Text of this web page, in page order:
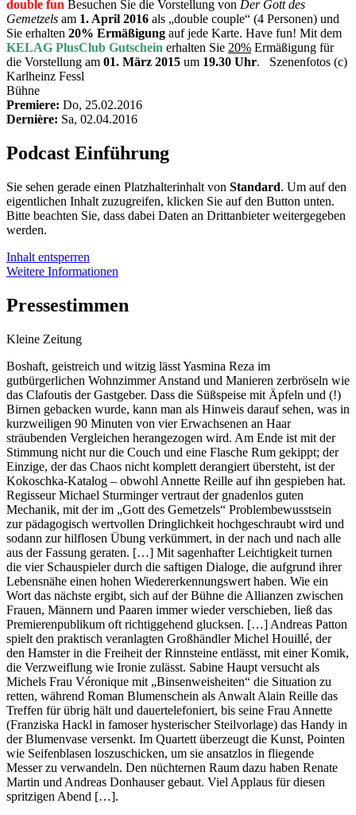
double fun Besuchen Sie die Vorstellung von Der Gott des
Gemetzels am 1. April 2016 als „double couple“ (4 Personen) und
Sie erhalten 20% Ermäßigung auf jede Karte. Have fun! Mit dem
KELAG PlusClub Gutschein erhalten Sie 20% Ermäßigung für
die Vorstellung am 01. März 2015 um 19.30 Uhr. Szenenfotos (c)
Karlheinz Fessl
Bühne
Premiere: Do, 25.02.2016
Dernière: Sa, 02.04.2016
Podcast Einführung
Sie sehen gerade einen Platzhalterinhalt von Standard. Um auf den
eigentlichen Inhalt zuzugreifen, klicken Sie auf den Button unten.
Bitte beachten Sie, dass dabei Daten an Drittanbieter weitergegeben
werden.
Inhalt entsperren
Weitere Informationen
Pressestimmen
Kleine Zeitung
Boshaft, geistreich und witzig lässt Yasmina Reza im
gutbürgerlichen Wohnzimmer Anstand und Manieren zerbröseln wie
das Clafoutis der Gastgeber. Dass die Süßspeise mit Äpfeln und (!)
Birnen gebacken wurde, kann man als Hinweis darauf sehen, was in
kurzweiligen 90 Minuten von vier Erwachsenen an Haar
sträubenden Vergleichen herangezogen wird. Am Ende ist mit der
Stimmung nicht nur die Couch und eine Flasche Rum gekippt; der
Einzige, der das Chaos nicht komplett derangiert übersteht, ist der
Kokoschka-Katalog – obwohl Annette Reille auf ihn gespieben hat.
Regisseur Michael Sturminger vertraut der gnadenlos guten
Mechanik, mit der im „Gott des Gemetzels“ Problembewusstsein
zur pädagogisch wertvollen Dringlichkeit hochgeschraubt wird und
sodann zur hilflosen Übung verkümmert, in der nach und nach alle
aus der Fassung geraten. […] Mit sagenhafter Leichtigkeit turnen
die vier Schauspieler durch die saftigen Dialoge, die aufgrund ihrer
Lebensnähe einen hohen Wiedererkennungswert haben. Wie ein
Wort das nächste ergibt, sich auf der Bühne die Allianzen zwischen
Frauen, Männern und Paaren immer wieder verschieben, ließ das
Premierenpublikum oft richtiggehend glucksen. […] Andreas Patton
spielt den praktisch veranlagten Großhändler Michel Houillé, der
den Hamster in die Freiheit der Rinnsteine entlässt, mit einer Komik,
die Verzweiflung wie Ironie zulässt. Sabine Haupt versucht als
Michels Frau Véronique mit „Binsenweisheiten“ die Situation zu
retten, während Roman Blumenschein als Anwalt Alain Reille das
Treffen für übrig hält und dauertelefoniert, bis seine Frau Annette
(Franziska Hackl in famoser hysterischer Steilvorlage) das Handy in
der Blumenvase versenkt. Im Quartett überzeugt die Kunst, Pointen
wie Seifenblasen loszuschicken, um sie ansatzlos in fliegende
Messer zu verwandeln. Den nüchternen Raum dazu haben Renate
Martin und Andreas Donhauser gebaut. Viel Applaus für diesen
spritzigen Abend […].